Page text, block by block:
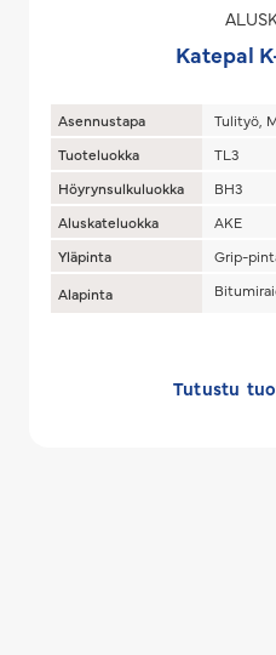
Katepal
Asennustapa
Tulityö,
Tuoteluokka
TL3
Höyrynsulkuluokka
BH3
Aluskateluokka
AKE
Yläpinta
Grip-
Alapinta
Tutustu